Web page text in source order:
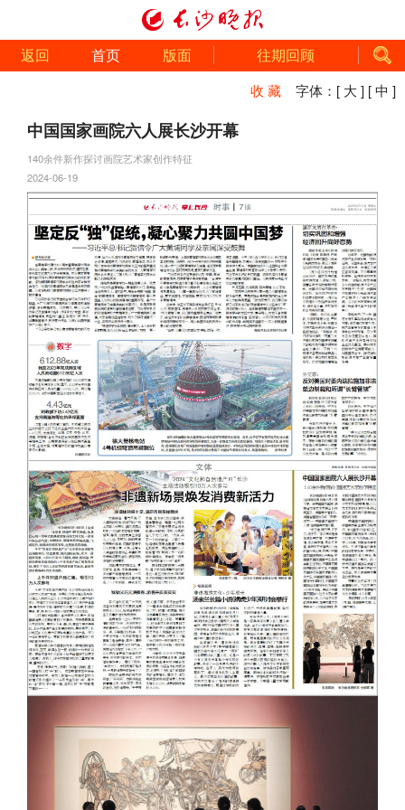
返回 首页 版面 往期回顾
收 藏 字体： [ 大 ] [ 中 ]
中国国家画院六人展长沙开幕
140余件新作探讨画院艺术家创作特征
2024-06-19